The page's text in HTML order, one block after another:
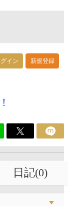
グイン 新規登録
日記(0)